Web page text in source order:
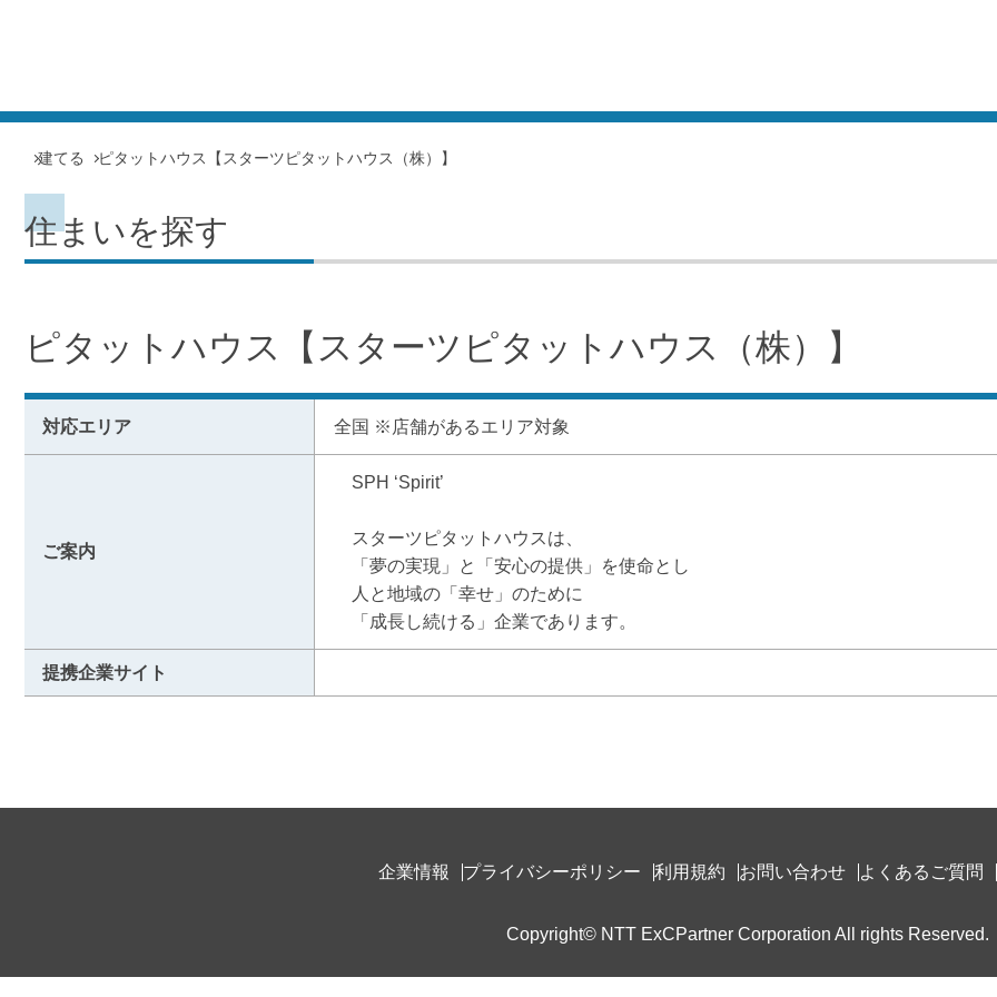
建てる ピタットハウス【スターツピタットハウス（株）】
住まいを探す
ピタットハウス【スターツピタットハウス（株）】
対応エリア 全国 ※店舗があるエリア対象
ご案内
SPH ‘Spirit’
スターツピタットハウスは、
「夢の実現」と「安心の提供」を使命とし
人と地域の「幸せ」のために
「成長し続ける」企業であります。
提携企業サイト
企業情報 プライバシーポリシー 利用規約 お問い合わせ よくあるご質問
Copyright© NTT ExCPartner Corporation All rights Reserved.